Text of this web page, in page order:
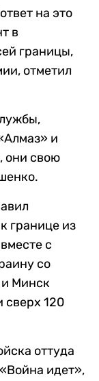
на это
в
границы,
отметил
и
они свою
границе из
с
со
и Минск
сверх 120
оттуда
идет»,